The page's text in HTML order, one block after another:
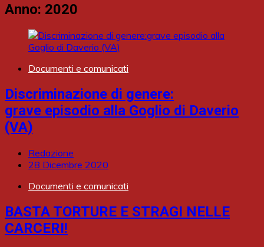
Anno: 2020
Documenti e comunicati
Discriminazione di genere:
grave episodio alla Goglio di Daverio
(VA)
Redazione
28 Dicembre 2020
Documenti e comunicati
BASTA TORTURE E STRAGI NELLE
CARCERI!